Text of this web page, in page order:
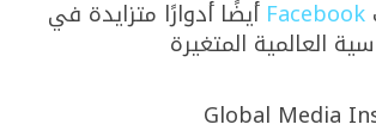
Facebook أيضًا أدوارًا متزايدة في
العالمية المتغيرة